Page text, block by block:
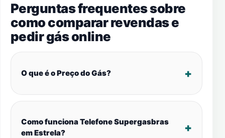
Perguntas frequentes sobre
como comparar revendas e
pedir gás online
O que é o Preço do Gás?
Como funciona Telefone Supergasbras
em Estrela?